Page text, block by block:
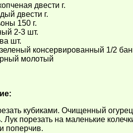
двести г.
двести г.
150 г.
2-3 шт.
шт.
консервированный 1/2
молотый
кубиками. Очищенный
Лук порезать на маленькие
поперчив.